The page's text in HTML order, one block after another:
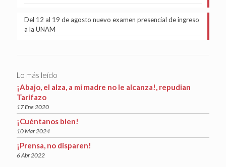
Del 12 al 19 de agosto nuevo examen presencial de ingreso
a la UNAM
Lo más leído
¡Abajo, el alza, a mi madre no le alcanza!, repudian
Tarifazo
17 Ene 2020
¡Cuéntanos bien!
10 Mar 2024
¡Prensa, no disparen!
6 Abr 2022